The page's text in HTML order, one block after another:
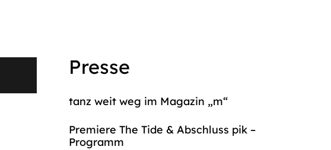
Presse
tanz weit weg im Magazin „m“
Premiere The Tide & Abschluss pik –
Programm